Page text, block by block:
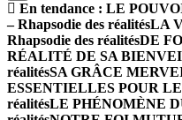
En tendance : LE
– Rhapsodie des réalitésLA
Rhapsodie des réalitésDE
RÉALITÉ DE SA
réalitésSA GRÂCE
ESSENTIELLES POUR
réalitésLE PHÉNOMÈNE